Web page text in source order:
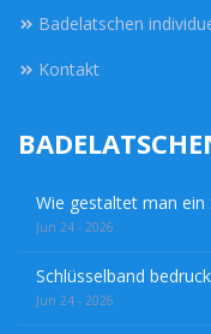
Badelatschen
Kontakt
Wie gestaltet man ein
Jun 24 - 2026
Schlüsselband
Jun 24 - 2026